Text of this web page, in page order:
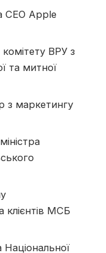
СЕО Apple
ВРУ з
та митної
з маркетингу
клієнтів МСБ